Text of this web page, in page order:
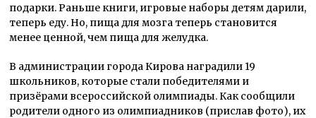
подарки. Раньше книги, игровые наборы детям дарили,
теперь еду. Но, пища для мозга теперь становится
менее ценной, чем пища для желудка.
В администрации города Кирова наградили 19
школьников, которые стали победителями и
призёрами всероссийской олимпиады. Как сообщили
родители одного из олимпиадников (прислав фото), их